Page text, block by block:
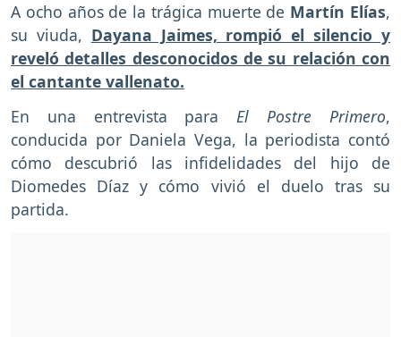
A ocho años de la trágica muerte de Martín Elías,
su viuda, Dayana Jaimes, rompió el silencio y
reveló detalles desconocidos de su relación con
el cantante vallenato.
En una entrevista paraEl Postre Primero,
conducida por Daniela Vega, la periodista contó
cómo descubrió las infidelidades del hijo de
Diomedes Díaz y cómo vivió el duelo tras su
partida.